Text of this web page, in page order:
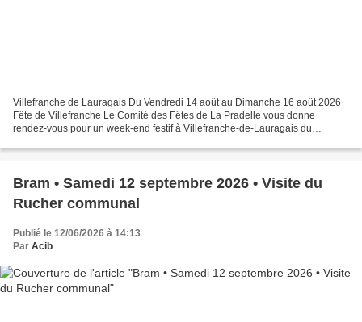
Villefranche de Lauragais Du Vendredi 14 août au Dimanche 16 août 2026
Fête de Villefranche Le Comité des Fêtes de La Pradelle vous donne
rendez-vous pour un week-end festif à Villefranche-de-Lauragais du
Bram • Samedi 12 septembre 2026 • Visite du
Rucher communal
Publié le 12/06/2026 à 14:13
Par Acib